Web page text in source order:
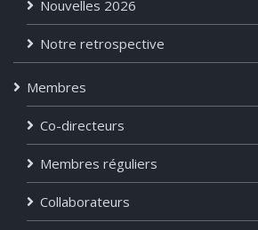
Nouvelles 2026
Notre retrospective
Membres
Co-directeurs
Membres réguliers
Collaborateurs